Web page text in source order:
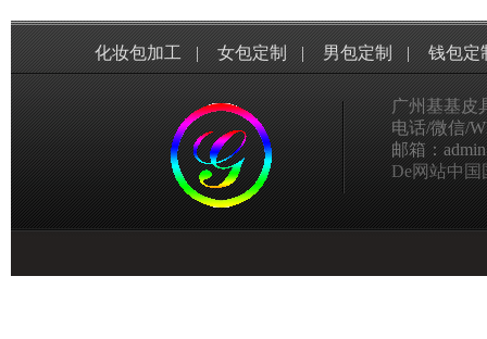
化妆包加工 | 女包定制 | 男包定制 | 钱包定
广州基基皮
电话/微信/
邮箱：
De网站中国